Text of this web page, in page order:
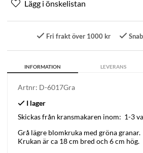
Fri frakt över 1000 kr
INFORMATION LEVERANS
Artnr: D-6017Gra
Skickas från kransmakaren inom: 1-3
Grå lägre blomkruka med gröna granar.
Krukan är ca 18 cm bred och 6 cm hög.